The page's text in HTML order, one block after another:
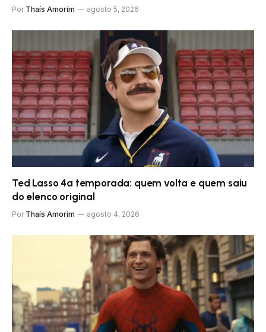
Por Thaís Amorim agosto 5, 2026
Ted Lasso 4ª temporada: quem volta e quem saiu
do elenco original
Por Thaís Amorim agosto 4, 2026